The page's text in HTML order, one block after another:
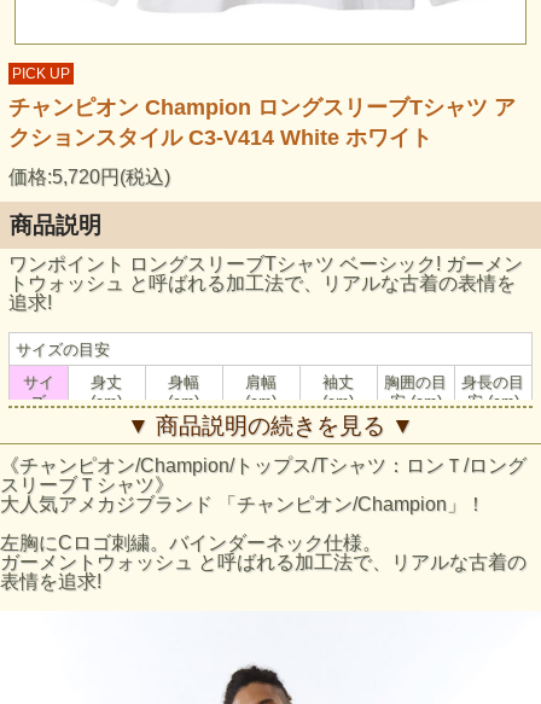
PICK UP
チャンピオン Champion ロングスリーブTシャツ ア
クションスタイル C3-V414 White ホワイト
価格:5,720円(税込)
商品説明
ワンポイント ロングスリーブTシャツ ベーシック! ガーメン
トウォッシュ と呼ばれる加工法で、リアルな古着の表情を
追求!
サイズの目安
サイ
ズ
身丈
(cm)
身幅
(cm)
肩幅
(cm)
袖丈
(cm)
胸囲の目
安 (cm)
身長の目
安 (cm)
48 42 57 80-88
M
67 50 44 59 88-96
165-175
L
70 55 46 61 96-104
175-185
XL
73 54 63
・M/L/XLのサイズはアメリカサイズではなく、日本サイズで
・±2cmまでを許容範囲としております。
・洗濯により若干の縮みがございます。(詳細)
▼ 商品説明の続きを見る ▼
《チャンピオン/Champion/トップス/Tシャツ：ロンＴ/ロング
スリーブＴシャツ》
大人気アメカジブランド 「チャンピオン/Champion」！
左胸にCロゴ刺繍。バインダーネック仕様。
ガーメントウォッシュ と呼ばれる加工法で、リアルな古着の
表情を追求!